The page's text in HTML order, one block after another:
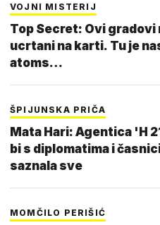
VOJNI MISTERIJ
Top Secret: Ovi gradovi
ucrtani na karti. Tu je
atoms…
ŠPIJUNSKA PRIČA
Mata Hari: Agentica 'H
bi s diplomatima i
saznala sve
MOMČILO PERIŠIĆ